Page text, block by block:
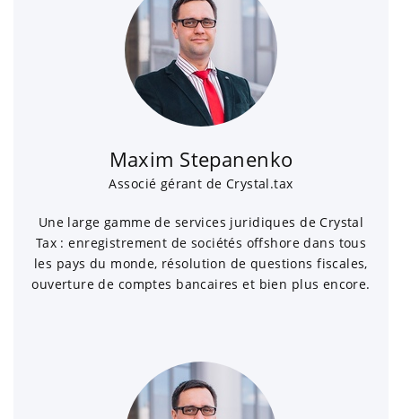
Maxim Stepanenko
Associé gérant de Crystal.tax
Une large gamme de services juridiques de Crystal
Tax : enregistrement de sociétés offshore dans tous
les pays du monde, résolution de questions fiscales,
ouverture de comptes bancaires et bien plus encore.